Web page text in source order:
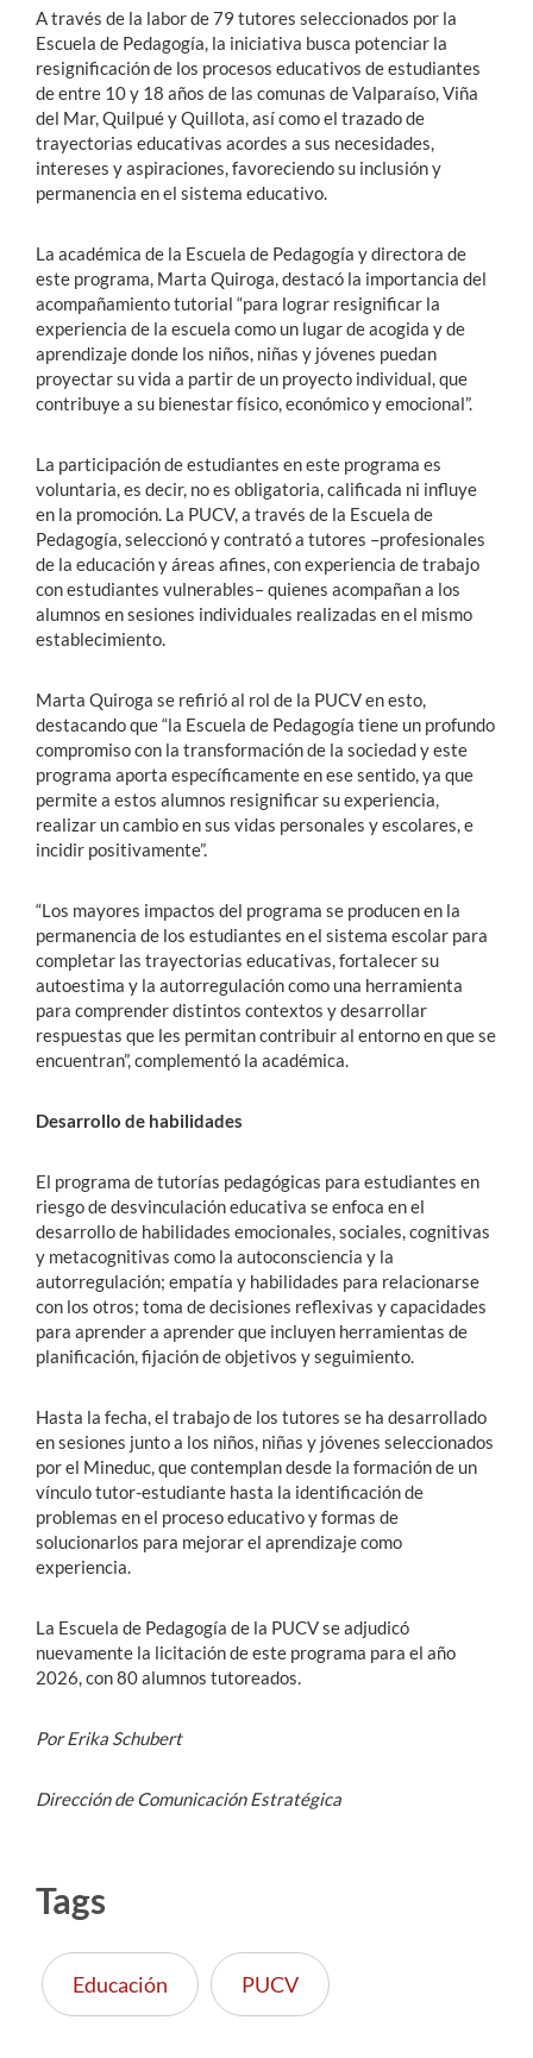
A través de la labor de 79 tutores seleccionados por la
Escuela de Pedagogía, la iniciativa busca potenciar la
resignificación de los procesos educativos de estudiantes
de entre 10 y 18 años de las comunas de Valparaíso, Viña
del Mar, Quilpué y Quillota, así como el trazado de
trayectorias educativas acordes a sus necesidades,
intereses y aspiraciones, favoreciendo su inclusión y
permanencia en el sistema educativo.
La académica de la Escuela de Pedagogía y directora de
este programa, Marta Quiroga, destacó la importancia del
acompañamiento tutorial “para lograr resignificar la
experiencia de la escuela como un lugar de acogida y de
aprendizaje donde los niños, niñas y jóvenes puedan
proyectar su vida a partir de un proyecto individual, que
contribuye a su bienestar físico, económico y emocional”.
La participación de estudiantes en este programa es
voluntaria, es decir, no es obligatoria, calificada ni influye
en la promoción. La PUCV, a través de la Escuela de
Pedagogía, seleccionó y contrató a tutores –profesionales
de la educación y áreas afines, con experiencia de trabajo
con estudiantes vulnerables– quienes acompañan a los
alumnos en sesiones individuales realizadas en el mismo
establecimiento.
Marta Quiroga se refirió al rol de la PUCV en esto,
destacando que “la Escuela de Pedagogía tiene un profundo
compromiso con la transformación de la sociedad y este
programa aporta específicamente en ese sentido, ya que
permite a estos alumnos resignificar su experiencia,
realizar un cambio en sus vidas personales y escolares, e
incidir positivamente”.
“Los mayores impactos del programa se producen en la
permanencia de los estudiantes en el sistema escolar para
completar las trayectorias educativas, fortalecer su
autoestima y la autorregulación como una herramienta
para comprender distintos contextos y desarrollar
respuestas que les permitan contribuir al entorno en que se
encuentran”, complementó la académica.
Desarrollo de habilidades
El programa de tutorías pedagógicas para estudiantes en
riesgo de desvinculación educativa se enfoca en el
desarrollo de habilidades emocionales, sociales, cognitivas
y metacognitivas como la autoconsciencia y la
autorregulación; empatía y habilidades para relacionarse
con los otros; toma de decisiones reflexivas y capacidades
para aprender a aprender que incluyen herramientas de
planificación, fijación de objetivos y seguimiento.
Hasta la fecha, el trabajo de los tutores se ha desarrollado
en sesiones junto a los niños, niñas y jóvenes seleccionados
por el Mineduc, que contemplan desde la formación de un
vínculo tutor-estudiante hasta la identificación de
problemas en el proceso educativo y formas de
solucionarlos para mejorar el aprendizaje como
experiencia.
La Escuela de Pedagogía de la PUCV se adjudicó
nuevamente la licitación de este programa para el año
2026, con 80 alumnos tutoreados.
Por Erika Schubert
Dirección de Comunicación Estratégica
Tags
Educación PUCV